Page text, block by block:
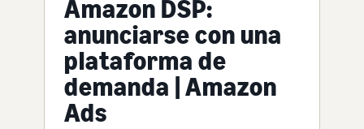
Amazon DSP:
anunciarse con una
plataforma de
demanda | Amazon
Ads